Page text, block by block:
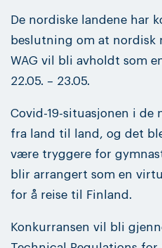
De nordiske landene har
beslutning om at nordisk
WAG vil bli avholdt som
22.05. – 23.05.
Covid-19-situasjonen i de
fra land til land, og det
være tryggere for
blir arrangert som en
for å reise til Finland.
Konkurransen vil bli